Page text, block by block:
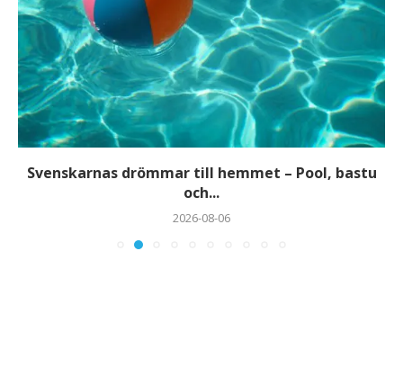
Svenskarnas drömmar till hemmet – Pool, bastu
och...
2026-08-06